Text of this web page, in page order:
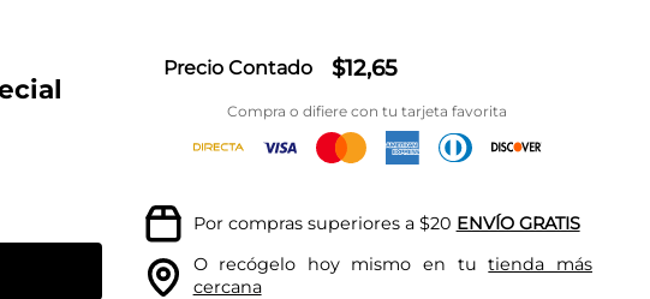
Precio Contado $12,65
Compra o difiere con tu tarjeta favorita
Por compras superiores a $20 ENVÍO GRATIS
O recógelo hoy mismo en tutienda más
cercana